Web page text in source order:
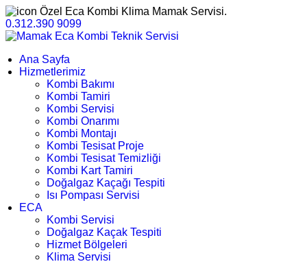
Özel Eca Kombi Klima Mamak Servisi.
0.312.390 9099
Ana Sayfa
Hizmetlerimiz
Kombi Bakımı
Kombi Tamiri
Kombi Servisi
Kombi Onarımı
Kombi Montajı
Kombi Tesisat Proje
Kombi Tesisat Temizliği
Kombi Kart Tamiri
Doğalgaz Kaçağı Tespiti
Isı Pompası Servisi
ECA
Kombi Servisi
Doğalgaz Kaçak Tespiti
Hizmet Bölgeleri
Klima Servisi